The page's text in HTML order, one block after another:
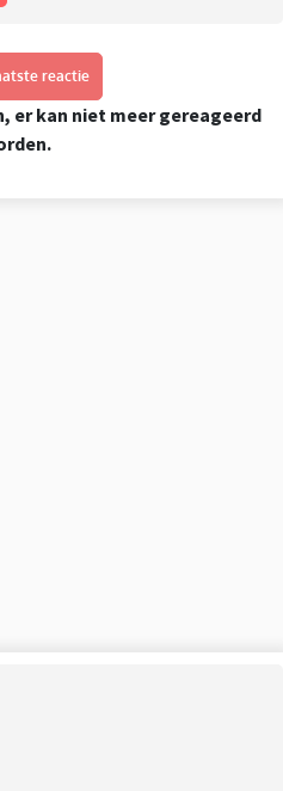
reactie
er kan niet meer gereageerd